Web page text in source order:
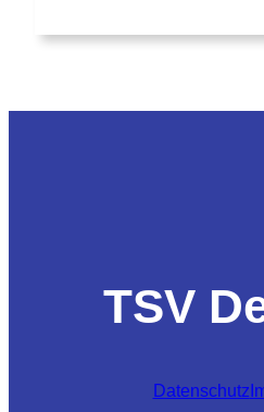
TSV
Datenschutz